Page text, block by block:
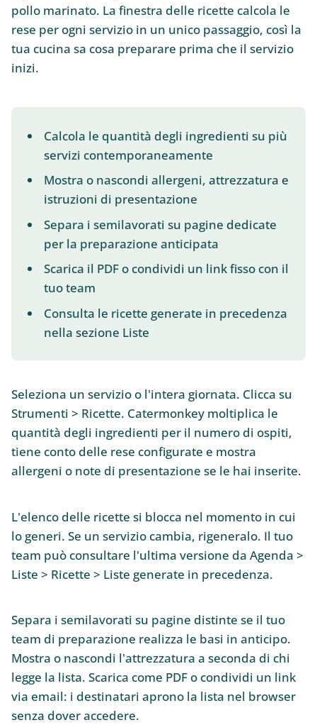
pollo marinato. La finestra delle ricette calcola le
rese per ogni servizio in un unico passaggio, così la
tua cucina sa cosa preparare prima che il servizio
inizi.
Calcola le quantità degli ingredienti su più
servizi contemporaneamente
Mostra o nascondi allergeni, attrezzatura e
istruzioni di presentazione
Separa i semilavorati su pagine dedicate
per la preparazione anticipata
Scarica il PDF o condividi un link fisso con il
tuo team
Consulta le ricette generate in precedenza
nella sezione Liste
Seleziona un servizio o l'intera giornata. Clicca su
Strumenti > Ricette. Catermonkey moltiplica le
quantità degli ingredienti per il numero di ospiti,
tiene conto delle rese configurate e mostra
allergeni o note di presentazione se le hai inserite.
L'elenco delle ricette si blocca nel momento in cui
lo generi. Se un servizio cambia, rigeneralo. Il tuo
team può consultare l'ultima versione da Agenda >
Liste > Ricette > Liste generate in precedenza.
Separa i semilavorati su pagine distinte se il tuo
team di preparazione realizza le basi in anticipo.
Mostra o nascondi l'attrezzatura a seconda di chi
legge la lista. Scarica come PDF o condividi un link
via email: i destinatari aprono la lista nel browser
senza dover accedere.